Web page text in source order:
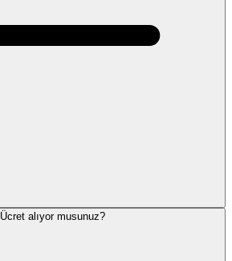
Ücret alıyor musunuz?